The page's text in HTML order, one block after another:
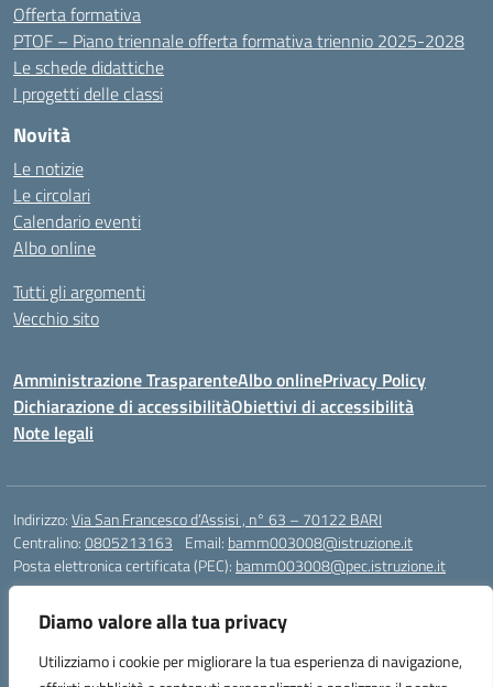
Diamo valore alla tua privacy
Utilizziamo i cookie per migliorare la tua esperienza di navigazione,
Offerta formativa
PTOF – Piano triennale offerta formativa triennio 2025-2028
Le schede didattiche
I progetti delle classi
Novità
Le notizie
Le circolari
Calendario eventi
Albo online
Tutti gli argomenti
Vecchio sito
Amministrazione TrasparenteAlbo onlinePrivacy Policy
Dichiarazione di accessibilitàObiettivi di accessibilità
Note legali
Indirizzo:Via San Francesco d’Assisi , n° 63 – 70122 BARI
Centralino:0805213163 Email: bamm003008@istruzione.it
Posta elettronica certificata (PEC): bamm003008@pec.istruzione.it
Codice meccanografico:BAMM003008
Codice Indice delle Pubbliche Amministrazioni (IPA): istsc_bamm003008
Codice unico di fatturazione (CUF): UFZ1FY